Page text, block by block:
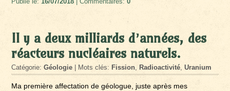
Il y a deux milliards d’années, des
réacteurs nucléaires naturels.
Catégorie:Géologie | Mots clés: Fission, Radioactivité,Uranium
Ma première affectation de géologue, juste après mes